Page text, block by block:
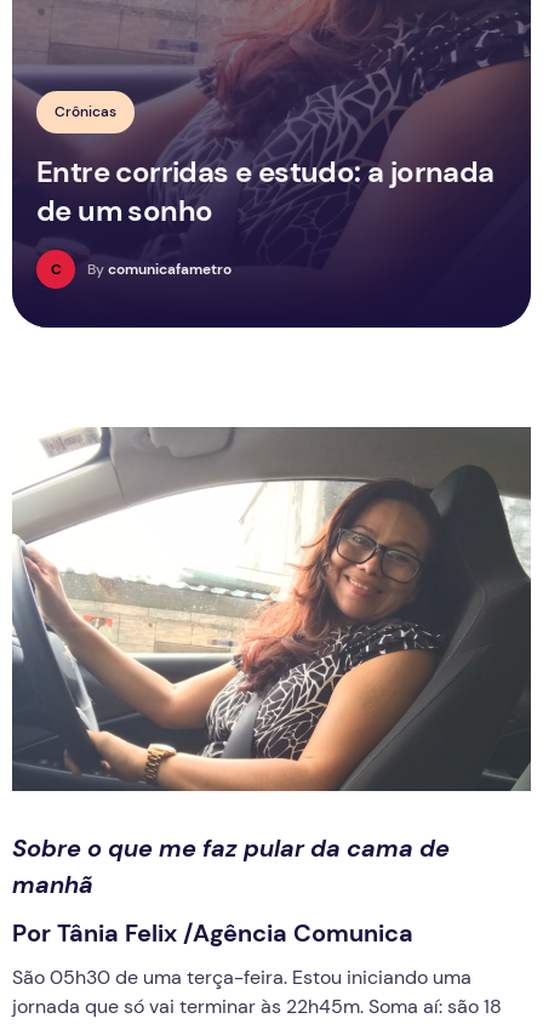
Crônicas
Entre corridas e estudo: a jornada
de um sonho
C Bycomunicafametro
Sobre o que me faz pular da cama de
manhã
Por Tânia Felix /Agência Comunica
São 05h30 de uma terça-feira. Estou iniciando uma
jornada que só vai terminar às 22h45m. Soma aí: são 18